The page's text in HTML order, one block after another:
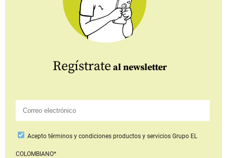
Regístrate al newsletter
Aceptotérminos y condiciones productos y serviciosGrupo EL
COLOMBIANO*